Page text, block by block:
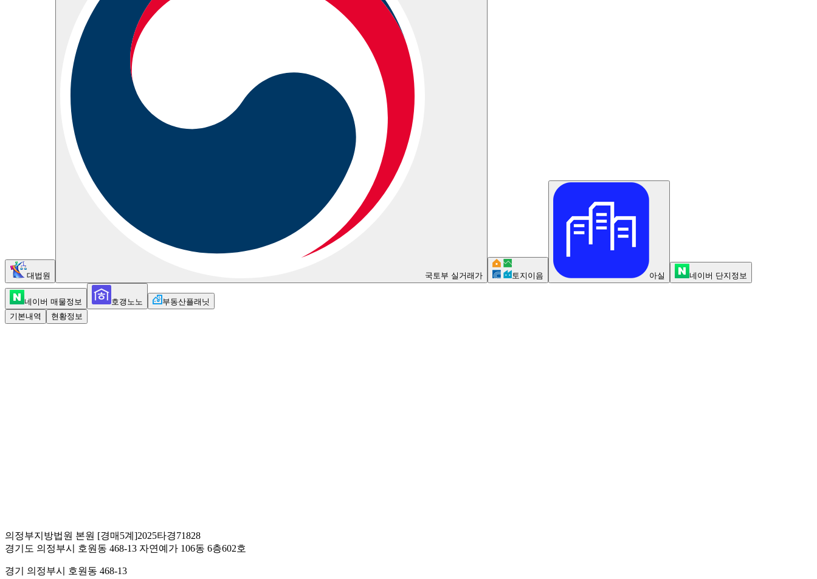
대법원 국토부 실거래가 토지이음 아실 네이버 단지정보
네이버 매물정보 호갱노노
부동산플래닛
기본내역
현황정보
의정부지방법원 본원 [경매5계]2025타경71828
경기도 의정부시 호원동 468-13 자연예가 106동 6층602호
경기 의정부시 호원동 468-13